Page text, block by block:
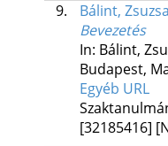
9.
Bálint, Zsuzsa
Bevezetés
In: Bálint,
Budapest,
Egyéb URL
[32185416]